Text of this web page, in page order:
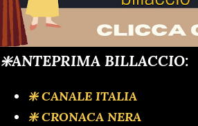
❇️ANTEPRIMA BILLACCIO:
❇️ CANALE ITALIA
❇️ CRONACA NERA